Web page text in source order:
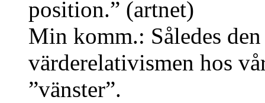
position.” (artnet)
Min komm.: Således
värderelativismen hos
”vänster”.